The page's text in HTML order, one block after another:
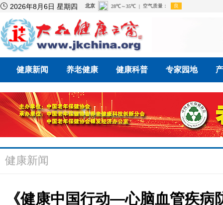
 2026年8月6日 星期四
健康新闻 养老健康 健康科普 专家园地
健康新闻
《健康中国行动—心脑血管疾病